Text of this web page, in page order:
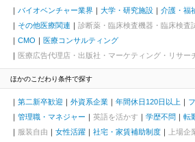
バイオベンチャー業界
大学・研究施設
介護・福
その他医療関連
診断薬・臨床検査機器・臨床検査
CMO
医療コンサルティング
医療広告代理店・出版社・マーケティング・リサー
ほかのこだわり条件で探す
第二新卒歓迎 外資系企業 年間休日120日以上
管理職・マネジャー
英語を活かす 学歴不問
転
服装自由
女性活躍 社宅・家賃補助制度 上場企